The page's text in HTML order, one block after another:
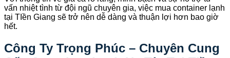
vấn nhiệt tình từ đội ngũ chuyên gia, việc mua container lạnh
tại TIền Giang sẽ trở nên dễ dàng và thuận lợi hơn bao giờ
hết.
Công Ty Trọng Phúc – Chuyên Cung